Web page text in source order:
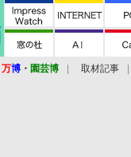
万博 ・ 園芸博 取材記事